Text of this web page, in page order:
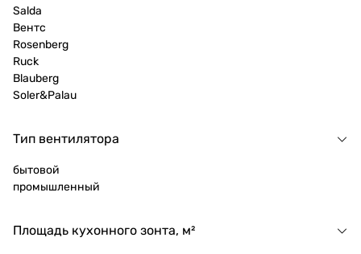
Salda
Вентс
Rosenberg
Ruck
Blauberg
Soler&Palau
Тип вентилятора
бытовой
промышленный
Площадь кухонного зонта, м²